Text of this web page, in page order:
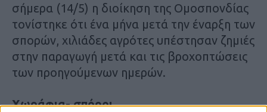
σήμερα (14/5) η διοίκηση της Ομοσπονδίας
τονίστηκε ότι ένα μήνα μετά την έναρξη των
σπορών, χιλιάδες αγρότες υπέστησαν ζημιές
στην παραγωγή μετά και τις βροχοπτώσεις
των προηγούμενων ημερών.
Χωράφια- σπόροι